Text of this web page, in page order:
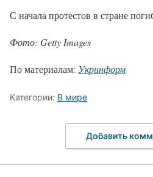
С начала протестов в стране
Фото: Getty Images
По материалам: Укринформ
Категории: В мире
Добавить